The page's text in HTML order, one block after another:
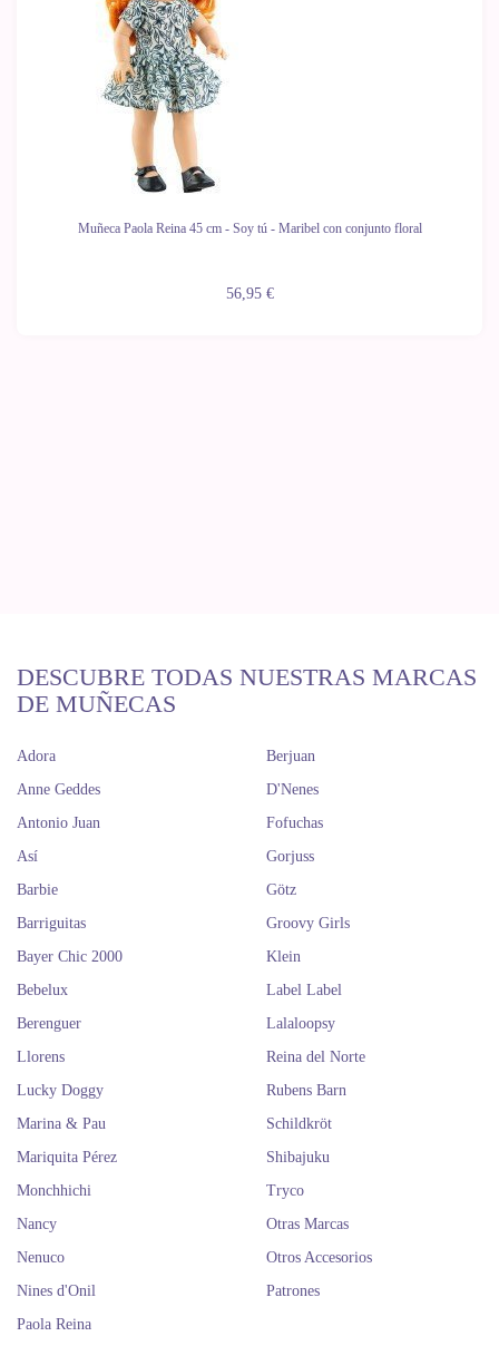
Muñeca Paola Reina 45 cm - Soy tú - Maribel con conjunto floral
56,95 €
DESCUBRE TODAS NUESTRAS MARCAS
DE MUÑECAS
Adora
Anne Geddes
Antonio Juan
Así
Barbie
Barriguitas
Bayer Chic 2000
Bebelux
Berenguer
Berjuan
D'Nenes
Fofuchas
Gorjuss
Götz
Groovy Girls
Klein
Label Label
Lalaloopsy
Llorens
Lucky Doggy
Marina & Pau
Mariquita Pérez
Monchhichi
Nancy
Nenuco
Nines d'Onil
Paola Reina
Reina del Norte
Rubens Barn
Schildkröt
Shibajuku
Tryco
Otras Marcas
Otros Accesorios
Patrones